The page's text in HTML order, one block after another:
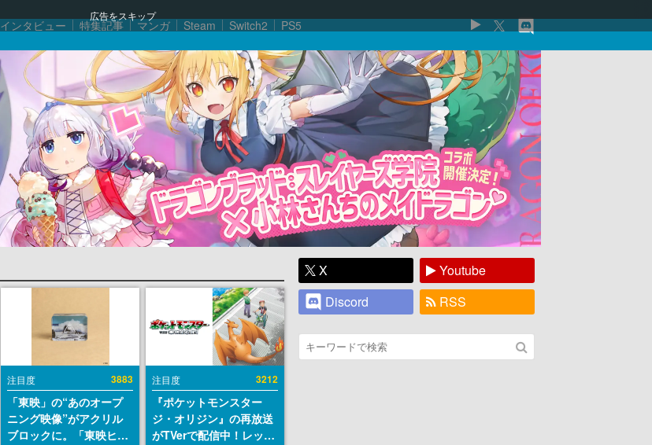
広告をスキップ
インタビュー 特集記事 マンガ Steam Switch2 PS5
注目度 3883
「東映」の“あのオープ
ニング映像”がアクリル
ブロックに。「東映ヒス
注目度 3212
『ポケットモンスター
ジ・オリジン』の再放送
がTVerで配信中！レッド
X
Youtube
Discord
RSS